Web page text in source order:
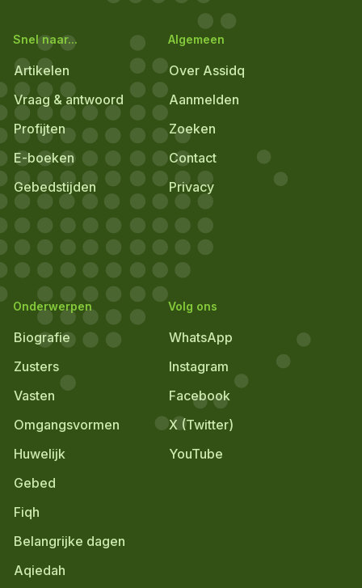
Snel naar...
Artikelen
Vraag & antwoord
Profijten
E-boeken
Gebedstijden
Algemeen
Over Assidq
Aanmelden
Zoeken
Contact
Privacy
Onderwerpen
Biografie
Zusters
Vasten
Omgangsvormen
Huwelijk
Gebed
Fiqh
Belangrijke dagen
Aqiedah
Volg ons
WhatsApp
Instagram
Facebook
X (Twitter)
YouTube